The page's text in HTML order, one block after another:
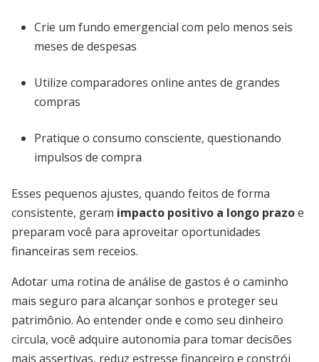
Crie um fundo emergencial com pelo menos seis
meses de despesas
Utilize comparadores online antes de grandes
compras
Pratique o consumo consciente, questionando
impulsos de compra
Esses pequenos ajustes, quando feitos de forma
consistente, geram impacto positivo a longo prazoe
preparam você para aproveitar oportunidades
financeiras sem receios.
Adotar uma rotina de análise de gastos é o caminho
mais seguro para alcançar sonhos e proteger seu
patrimônio. Ao entender onde e como seu dinheiro
circula, você adquire autonomia para tomar decisões
mais assertivas, reduz estresse financeiro e constrói